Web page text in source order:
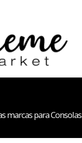
marcas para Consolas